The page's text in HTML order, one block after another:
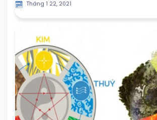
Tháng 1 22, 2021